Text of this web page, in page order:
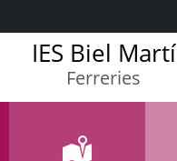
IES Biel Martí
Ferreries